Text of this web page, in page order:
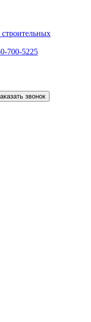
700-5225
звонок